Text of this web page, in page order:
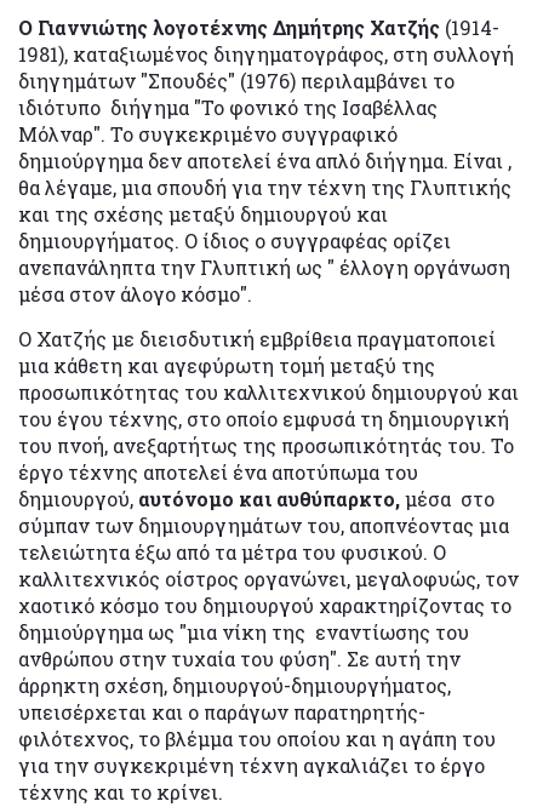
Ο Γιαννιώτης λογοτέχνης Δημήτρης Χατζής (1914-
1981), καταξιωμένος διηγηματογράφος, στη συλλογή
διηγημάτων "Σπουδές" (1976) περιλαμβάνει το
ιδιότυπο διήγημα "Το φονικό της Ισαβέλλας
Μόλναρ". Το συγκεκριμένο συγγραφικό
δημιούργημα δεν αποτελεί ένα απλό διήγημα. Είναι ,
θα λέγαμε, μια σπουδή για την τέχνη της Γλυπτικής
και της σχέσης μεταξύ δημιουργού και
δημιουργήματος. Ο ίδιος ο συγγραφέας ορίζει
ανεπανάληπτα την Γλυπτική ως " έλλογη οργάνωση
μέσα στον άλογο κόσμο".
Ο Χατζής με διεισδυτική εμβρίθεια πραγματοποιεί
μια κάθετη και αγεφύρωτη τομή μεταξύ της
προσωπικότητας του καλλιτεχνικού δημιουργού και
του έγου τέχνης, στο οποίο εμφυσά τη δημιουργική
του πνοή, ανεξαρτήτως της προσωπικότητάς του. Το
έργο τέχνης αποτελεί ένα αποτύπωμα του
δημιουργού, αυτόνομο και αυθύπαρκτο,μέσα στο
σύμπαν των δημιουργημάτων του, αποπνέοντας μια
τελειώτητα έξω από τα μέτρα του φυσικού. Ο
καλλιτεχνικός οίστρος οργανώνει, μεγαλοφυώς, τον
χαοτικό κόσμο του δημιουργού χαρακτηρίζοντας το
δημιούργημα ως "μια νίκη της εναντίωσης του
ανθρώπου στην τυχαία του φύση". Σε αυτή την
άρρηκτη σχέση, δημιουργού-δημιουργήματος,
υπεισέρχεται και ο παράγων παρατηρητής-
φιλότεχνος, το βλέμμα του οποίου και η αγάπη του
για την συγκεκριμένη τέχνη αγκαλιάζει το έργο
τέχνης και το κρίνει.